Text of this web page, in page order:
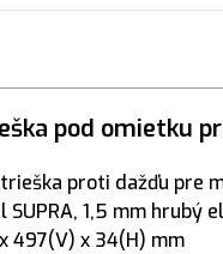
pod omietku
proti dažďu pre
SUPRA, 1,5 mm hrubý
497(V) x 34(H) mm